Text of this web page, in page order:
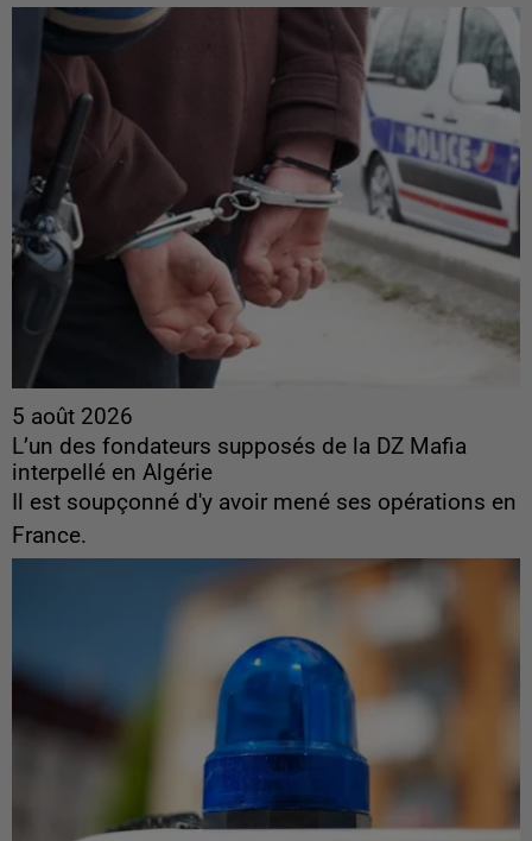
5 août 2026
L’un des fondateurs supposés de la DZ Mafia
interpellé en Algérie
Il est soupçonné d'y avoir mené ses opérations en
France.